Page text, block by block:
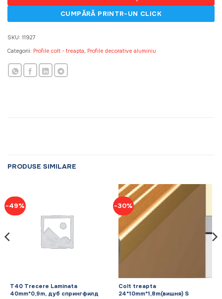
SKU: 11927
Categorii: Profile colt - treapta, Profile decorative aluminiu
PRODUSE SIMILARE
-49%
T40 Trecere Laminata
40mm*0,9m, дуб спрингфилд
-30%
Colt treapta
24*10mm*1,8m(вишня) S